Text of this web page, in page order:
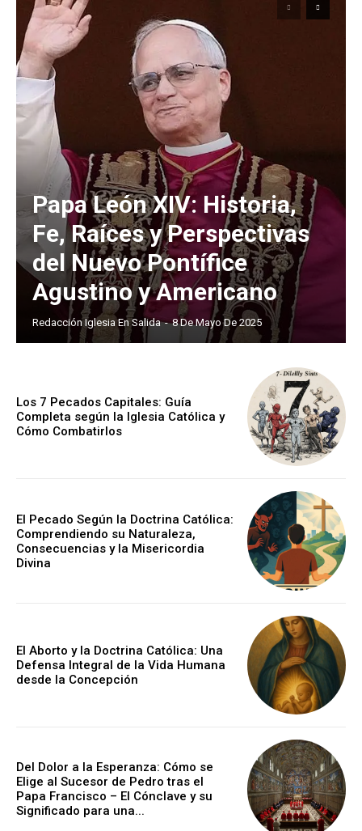
Papa León XIV: Historia,
Fe, Raíces y Perspectivas
del Nuevo Pontífice
Agustino y Americano
Redacción Iglesia En Salida - 8 De Mayo De 2025
Los 7 Pecados Capitales: Guía
Completa según la Iglesia Católica y
Cómo Combatirlos
El Pecado Según la Doctrina Católica:
Comprendiendo su Naturaleza,
Consecuencias y la Misericordia
Divina
El Aborto y la Doctrina Católica: Una
Defensa Integral de la Vida Humana
desde la Concepción
Del Dolor a la Esperanza: Cómo se
Elige al Sucesor de Pedro tras el
Papa Francisco – El Cónclave y su
Significado para una...